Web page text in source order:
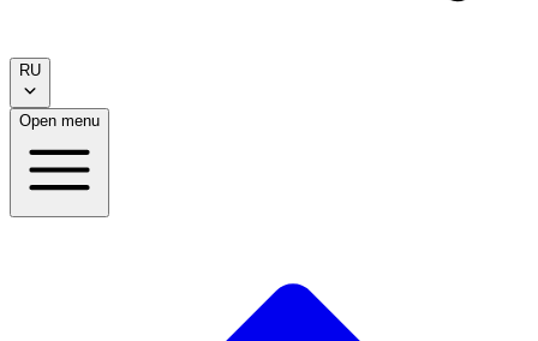
RU
Open menu